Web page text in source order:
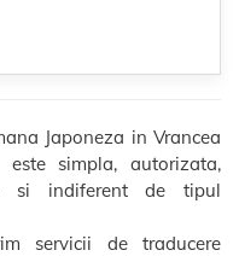
Japoneza in Vrancea
simpla, autorizata,
si indiferent de tipul
servicii de traducere